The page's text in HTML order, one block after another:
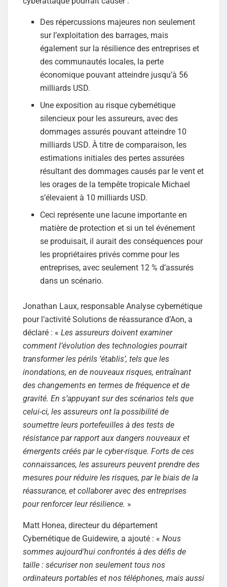
Des répercussions majeures non seulement
sur l’exploitation des barrages, mais
également sur la résilience des entreprises et
des communautés locales, la perte
économique pouvant atteindre jusqu’à 56
milliards USD.
Une exposition au risque cybernétique
silencieux pour les assureurs, avec des
dommages assurés pouvant atteindre 10
milliards USD. À titre de comparaison, les
estimations initiales des pertes assurées
résultant des dommages causés par le vent et
les orages de la tempête tropicale Michael
s’élevaient à 10 milliards USD.
Ceci représente une lacune importante en
matière de protection et si un tel événement
se produisait, il aurait des conséquences pour
les propriétaires privés comme pour les
entreprises, avec seulement 12 % d’assurés
dans un scénario.
Jonathan Laux, responsable Analyse cybernétique
pour l’activité Solutions de réassurance d’Aon, a
déclaré : « Les assureurs doivent examiner
comment l’évolution des technologies pourrait
transformer les périls ‘établis’, tels que les
inondations, en de nouveaux risques, entraînant
des changements en termes de fréquence et de
gravité. En s’appuyant sur des scénarios tels que
celui-ci, les assureurs ont la possibilité de
soumettre leurs portefeuilles à des tests de
résistance par rapport aux dangers nouveaux et
émergents créés par le cyber-risque. Forts de ces
connaissances, les assureurs peuvent prendre des
mesures pour réduire les risques, par le biais de la
réassurance, et collaborer avec des entreprises
pour renforcer leur résilience. »
Matt Honea, directeur du département
Cybernétique de Guidewire, a ajouté : « Nous
sommes aujourd’hui confrontés à des défis de
taille : sécuriser non seulement tous nos
ordinateurs portables et nos téléphones, mais aussi